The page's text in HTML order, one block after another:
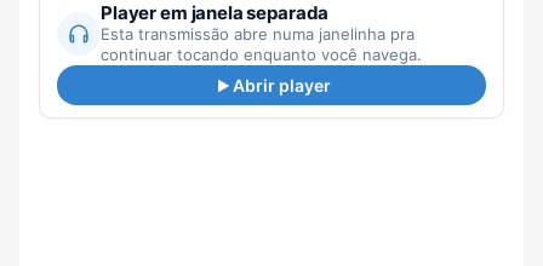
Player em janela separada
Esta transmissão abre numa janelinha pra
continuar tocando enquanto você navega.
Abrir player